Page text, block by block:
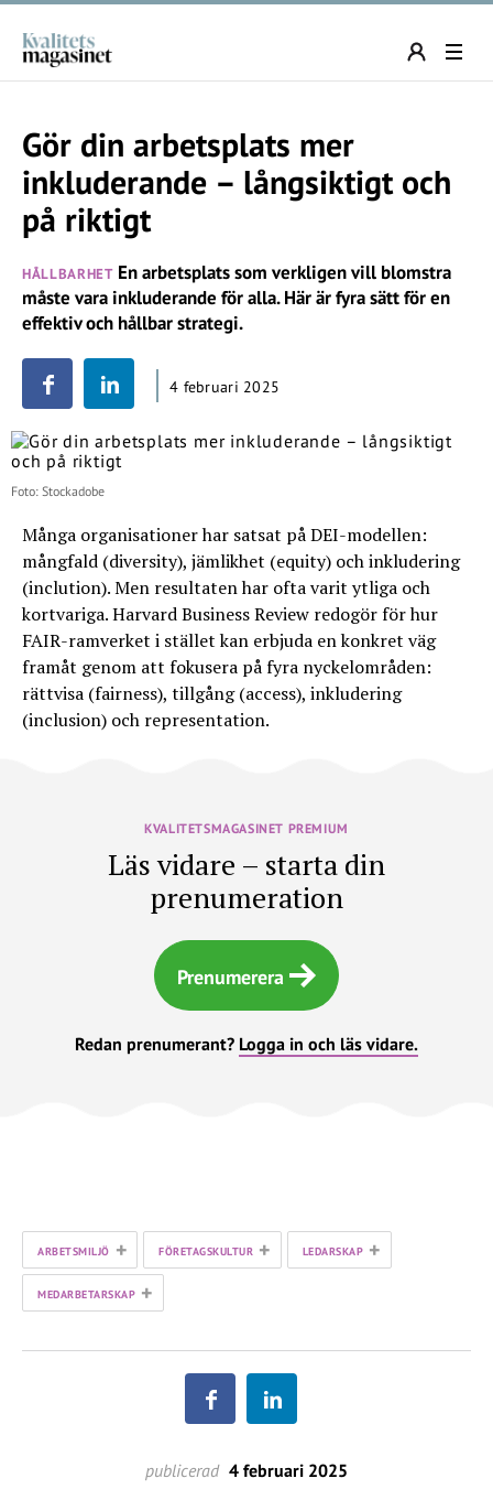
Gör din arbetsplats mer
inkluderande – långsiktigt och
på riktigt
HÅLLBARHETEn arbetsplats som verkligen vill blomstra
måste vara inkluderande för alla. Här är fyra sätt för en
effektiv och hållbar strategi.
4 februari 2025
Foto: Stockadobe
Många organisationer har satsat på DEI-modellen:
mångfald (diversity), jämlikhet (equity) och inkludering
(inclution). Men resultaten har ofta varit ytliga och
kortvariga. Harvard Business Review redogör för hur
FAIR-ramverket i stället kan erbjuda en konkret väg
framåt genom att fokusera på fyra nyckelområden:
rättvisa (fairness), tillgång (access), inkludering
(inclusion) och representation.
KVALITETSMAGASINET PREMIUM
Läs vidare – starta din
prenumeration
Prenumerera
Redan prenumerant? Logga in och läs vidare.
ARBETSMILJÖ + FÖRETAGSKULTUR + LEDARSKAP +
MEDARBETARSKAP +
publicerad 4 februari 2025